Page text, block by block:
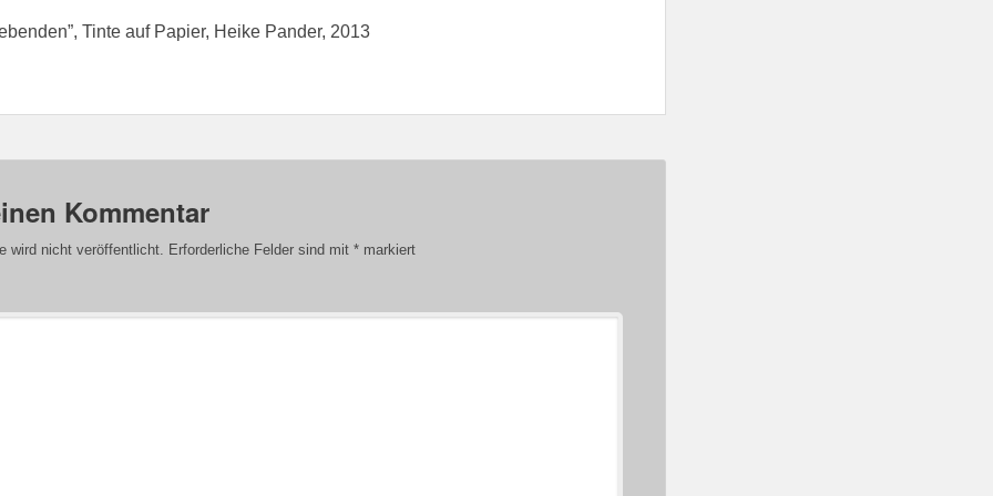
Tinte auf Papier, Heike Pander, 2013
Kommentar
wird nicht veröffentlicht. Erforderliche Felder sind mit * markiert